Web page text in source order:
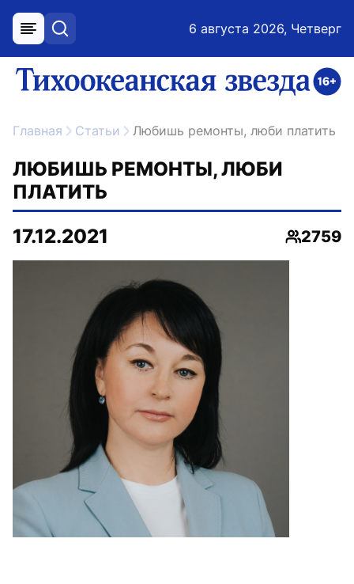
меню поиск 6 августа 2026, Четверг
ссылка на главную
Главная Статьи Любишь ремонты, люби платить
ЛЮБИШЬ РЕМОНТЫ, ЛЮБИ
ПЛАТИТЬ
17.12.2021
2759